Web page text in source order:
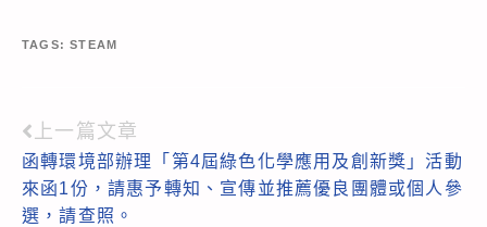
TAGS:STEAM
Read
more
articles
上一篇文章
函轉環境部辦理「第4屆綠色化學應用及創新獎」活動
來函1份，請惠予轉知、宣傳並推薦優良團體或個人參
選，請查照。